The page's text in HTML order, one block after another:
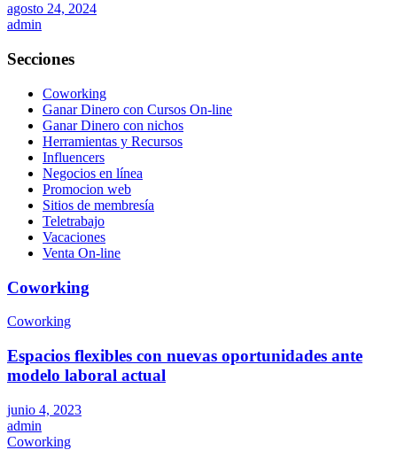
agosto 24, 2024
admin
Secciones
Coworking
Ganar Dinero con Cursos On-line
Ganar Dinero con nichos
Herramientas y Recursos
Influencers
Negocios en línea
Promocion web
Sitios de membresía
Teletrabajo
Vacaciones
Venta On-line
Coworking
Coworking
Espacios flexibles con nuevas oportunidades ante
modelo laboral actual
junio 4, 2023
admin
Coworking